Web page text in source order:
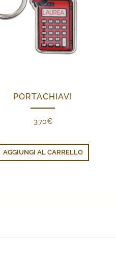
PORTACHIAVI
3,70€
AGGIUNGI AL CARRELLO